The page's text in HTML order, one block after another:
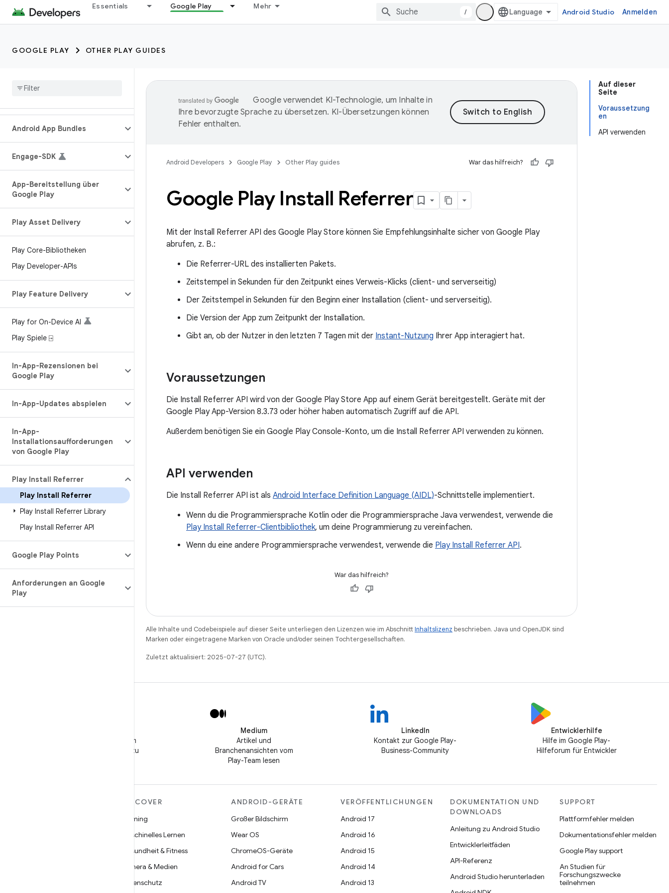
Essentials Google Play Mehr
/ Android Studio Anmelden
GOOGLE PLAY OTHER PLAY GUIDES
Android App Bundles
Engage-SDK
App-Bereitstellung über
Google Play
Play Asset Delivery
Play Core-Bibliotheken
Play Developer-APIs
Play Feature Delivery
Play for On-Device AI
Play Spiele ⍈
In-App-Rezensionen bei
Google Play
In-App-Updates abspielen
In-App-
Installationsaufforderungen
von Google Play
Play Install Referrer
Play Install Referrer
Play Install Referrer Library
Play Install Referrer API
Google Play Points
Anforderungen an Google
Play
Auf dieser
Seite
Voraussetzung
en
API verwenden
Google verwendet KI-Technologie, um Inhalte in
Ihre bevorzugte Sprache zu übersetzen. KI-Übersetzungen können
Fehler enthalten.
Android Developers Google Play Other Play guides War das hilfreich?
Google Play Install Referrer
Mit der Install Referrer API des Google Play Store können Sie Empfehlungsinhalte sicher von Google Play
abrufen, z. B.:
Die Referrer-URL des installierten Pakets.
Zeitstempel in Sekunden für den Zeitpunkt eines Verweis-Klicks (client- und serverseitig)
Der Zeitstempel in Sekunden für den Beginn einer Installation (client- und serverseitig).
Die Version der App zum Zeitpunkt der Installation.
Gibt an, ob der Nutzer in den letzten 7 Tagen mit der Instant-Nutzung Ihrer App interagiert hat.
Voraussetzungen
Die Install Referrer API wird von der Google Play Store App auf einem Gerät bereitgestellt. Geräte mit der
Google Play App-Version 8.3.73 oder höher haben automatisch Zugriff auf die API.
Außerdem benötigen Sie ein Google Play Console-Konto, um die Install Referrer API verwenden zu können.
API verwenden
Die Install Referrer API ist als Android Interface Definition Language (AIDL)-Schnittstelle implementiert.
Wenn du die Programmiersprache Kotlin oder die Programmiersprache Java verwendest, verwende die
Play Install Referrer-Clientbibliothek, um deine Programmierung zu vereinfachen.
Wenn du eine andere Programmiersprache verwendest, verwende die Play Install Referrer API.
War das hilfreich?
Alle Inhalte und Codebeispiele auf dieser Seite unterliegen den Lizenzen wie im AbschnittInhaltslizenz beschrieben. Java und OpenJDK sind
Marken oder eingetragene Marken von Oracle und/oder seinen Tochtergesellschaften.
Zuletzt aktualisiert: 2025-07-27 (UTC).
Folge @GooglePlayBiz, um
Neuigkeiten und Support zu
Medium
Artikel und
Branchenansichten vom
Play-Team lesen
LinkedIn
Kontakt zur Google Play-
Business-Community
Entwicklerhilfe
Hilfe im Google Play-
Hilfeforum für Entwickler
DISCOVER
Gaming
Maschinelles Lernen
Gesundheit & Fitness
Kamera & Medien
Datenschutz
ANDROID-GERÄTE
Großer Bildschirm
Wear OS
ChromeOS-Geräte
Android for Cars
Android TV
VERÖFFENTLICHUNGEN
Android 17
Android 16
Android 15
Android 14
Android 13
DOKUMENTATION UND
DOWNLOADS
Anleitung zu Android Studio
Entwicklerleitfäden
API-Referenz
Android Studio herunterladen
SUPPORT
Plattformfehler melden
Dokumentationsfehler melden
Google Play support
An Studien für
Forschungszwecke
teilnehmen